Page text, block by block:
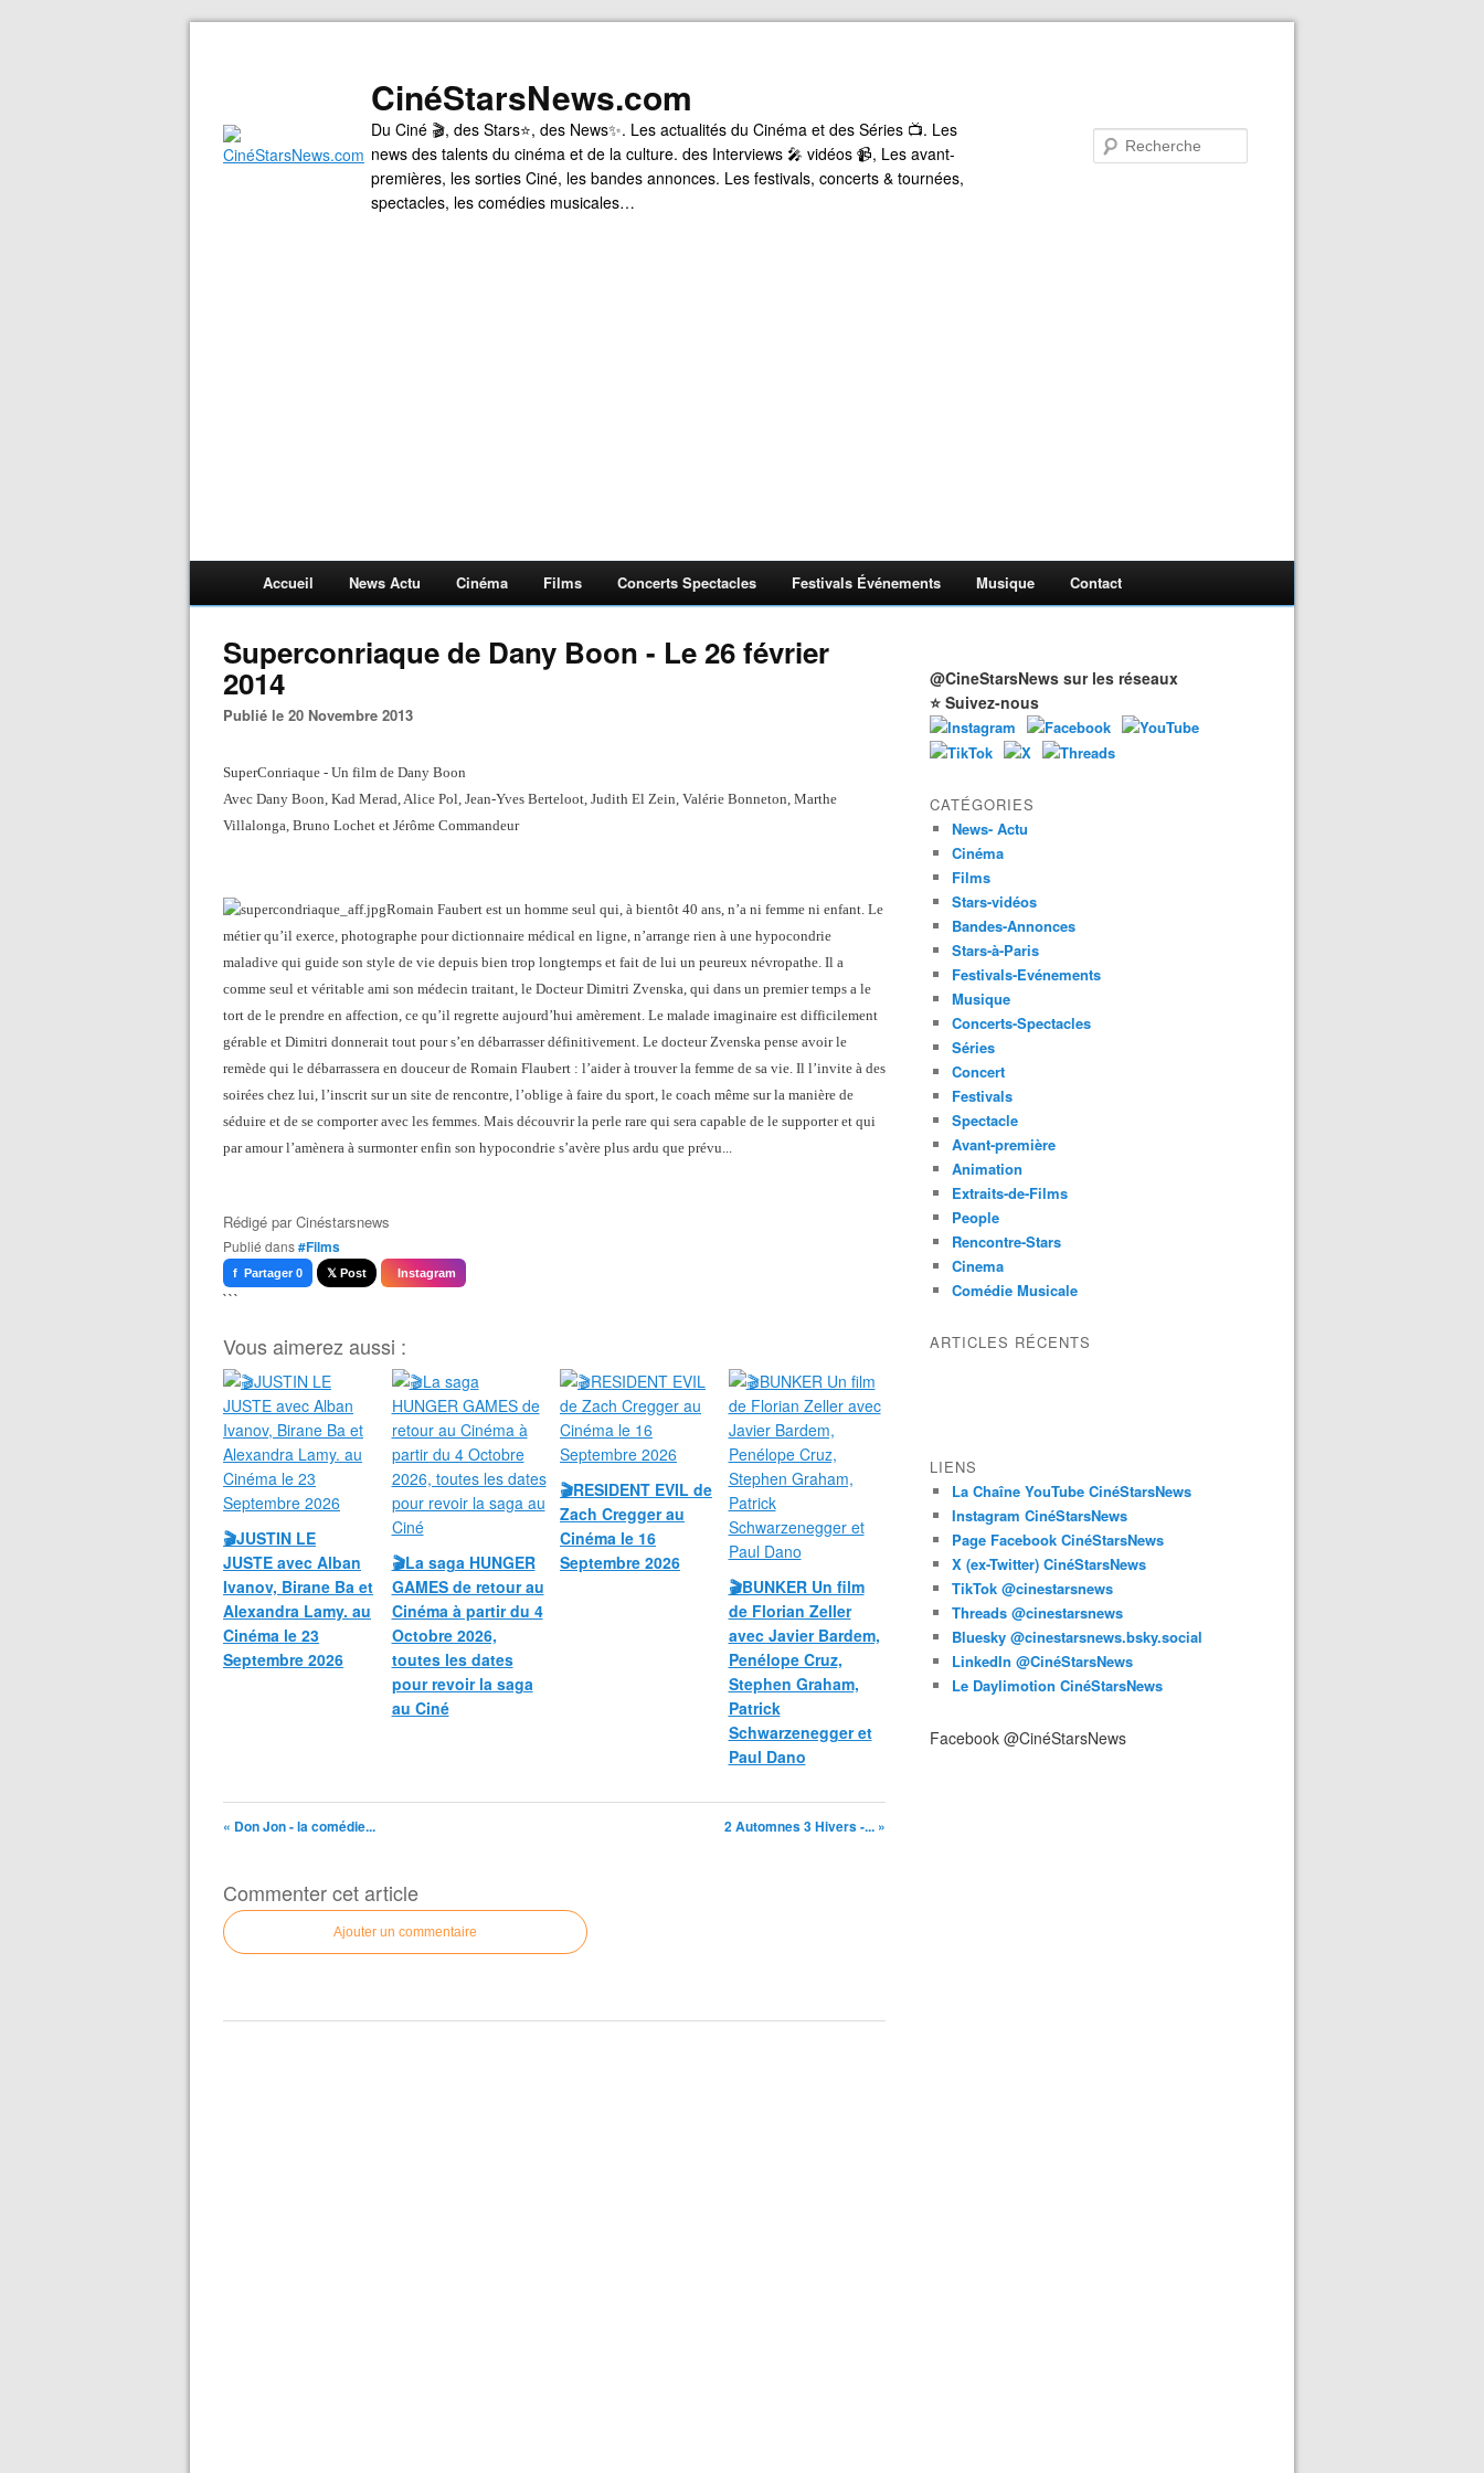
CinéStarsNews.com
Du Ciné 🎬, des Stars⭐, des News✨. Les actualités du Cinéma et des Séries 📺. Les
news des talents du cinéma et de la culture. des Interviews 🎤 vidéos 📹, Les avant-
premières, les sorties Ciné, les bandes annonces. Les festivals, concerts & tournées,
spectacles, les comédies musicales…
Accueil News Actu Cinéma Films Concerts Spectacles Festivals Événements Musique Contact
Superconriaque de Dany Boon - Le 26 février
2014
Publié le 20 Novembre 2013
SuperConriaque - Un film de Dany Boon
Avec Dany Boon, Kad Merad, Alice Pol, Jean-Yves Berteloot, Judith El Zein, Valérie Bonneton, Marthe
Villalonga, Bruno Lochet et Jérôme Commandeur
Romain Faubert est un homme seul qui, à bientôt 40 ans, n’a ni femme ni enfant. Le
métier qu’il exerce, photographe pour dictionnaire médical en ligne, n’arrange rien à une hypocondrie
maladive qui guide son style de vie depuis bien trop longtemps et fait de lui un peureux névropathe. Il a
comme seul et véritable ami son médecin traitant, le Docteur Dimitri Zvenska, qui dans un premier temps a le
tort de le prendre en affection, ce qu’il regrette aujourd’hui amèrement. Le malade imaginaire est difficilement
gérable et Dimitri donnerait tout pour s’en débarrasser définitivement. Le docteur Zvenska pense avoir le
remède qui le débarrassera en douceur de Romain Flaubert : l’aider à trouver la femme de sa vie. Il l’invite à des
soirées chez lui, l’inscrit sur un site de rencontre, l’oblige à faire du sport, le coach même sur la manière de
séduire et de se comporter avec les femmes. Mais découvrir la perle rare qui sera capable de le supporter et qui
par amour l’amènera à surmonter enfin son hypocondrie s’avère plus ardu que prévu...
Rédigé parCinéstarsnews
Publié dans#Films
f Partager 0 𝕏 Post Instagram
```
Vous aimerez aussi :
🎬JUSTIN LE
JUSTE avec Alban
Ivanov, Birane Ba et
Alexandra Lamy. au
Cinéma le 23
Septembre 2026
🎬La saga HUNGER
GAMES de retour au
Cinéma à partir du 4
Octobre 2026,
toutes les dates
pour revoir la saga
au Ciné
🎬RESIDENT EVIL de
Zach Cregger au
Cinéma le 16
Septembre 2026
🎬BUNKER Un film
de Florian Zeller
avec Javier Bardem,
Penélope Cruz,
Stephen Graham,
Patrick
Schwarzenegger et
Paul Dano
« Don Jon - la comédie... 2 Automnes 3 Hivers -... »
Commenter cet article
Ajouter un commentaire
@CineStarsNews sur les réseaux
⭐ Suivez-nous
CATÉGORIES
News- Actu
Cinéma
Films
Stars-vidéos
Bandes-Annonces
Stars-à-Paris
Festivals-Evénements
Musique
Concerts-Spectacles
Séries
Concert
Festivals
Spectacle
Avant-première
Animation
Extraits-de-Films
People
Rencontre-Stars
Cinema
Comédie Musicale
ARTICLES RÉCENTS
LIENS
La Chaîne YouTube CinéStarsNews
Instagram CinéStarsNews
Page Facebook CinéStarsNews
X (ex-Twitter) CinéStarsNews
TikTok @cinestarsnews
Threads @cinestarsnews
Bluesky @cinestarsnews.bsky.social‬
LinkedIn @CinéStarsNews
Le Daylimotion CinéStarsNews
Facebook @CinéStarsNews